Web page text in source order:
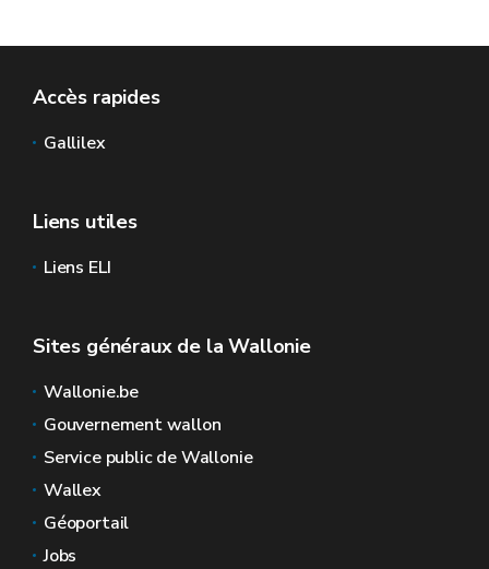
Accès rapides
Gallilex
Liens utiles
Liens ELI
Sites généraux de la Wallonie
Wallonie.be
Gouvernement wallon
Service public de Wallonie
Wallex
Géoportail
Jobs